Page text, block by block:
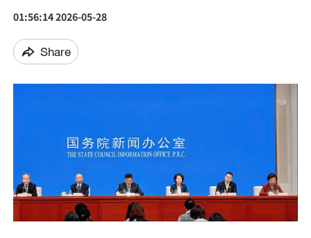
01:56:14 2026-05-28
Share